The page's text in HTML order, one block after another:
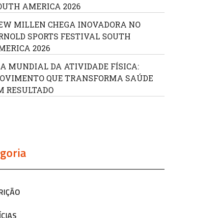
AMERICA 2026
MILLEN CHEGA INOVADORA NO
SPORTS FESTIVAL SOUTH
2026
MUNDIAL DA ATIVIDADE FÍSICA:
QUE TRANSFORMA SAÚDE
RESULTADO